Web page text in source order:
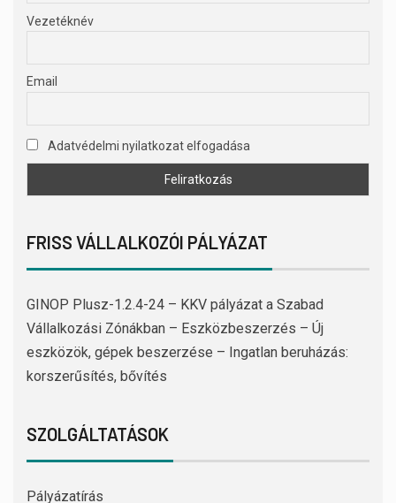
Vezetéknév
Email
Adatvédelmi nyilatkozat elfogadása
FRISS VÁLLALKOZÓI PÁLYÁZAT
GINOP Plusz-1.2.4-24 – KKV pályázat a Szabad
Vállalkozási Zónákban – Eszközbeszerzés – Új
eszközök, gépek beszerzése – Ingatlan beruházás:
korszerűsítés, bővítés
SZOLGÁLTATÁSOK
Pályázatírás